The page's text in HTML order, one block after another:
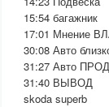
15:54 багажник
17:01 Мнение
30:08 Авто
31:27 Авто
31:40 ВЫВОД
skoda superb